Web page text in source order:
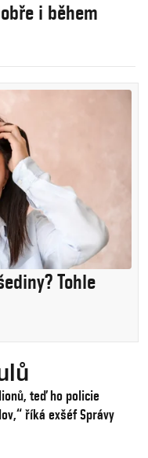
i během
Tohle
teď ho policie
říká exšéf Správy